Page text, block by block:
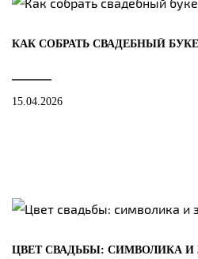
КАК СОБРАТЬ СВАДЕБНЫЙ
15.04.2026
ЦВЕТ СВАДЬБЫ: СИМВОЛИКА И